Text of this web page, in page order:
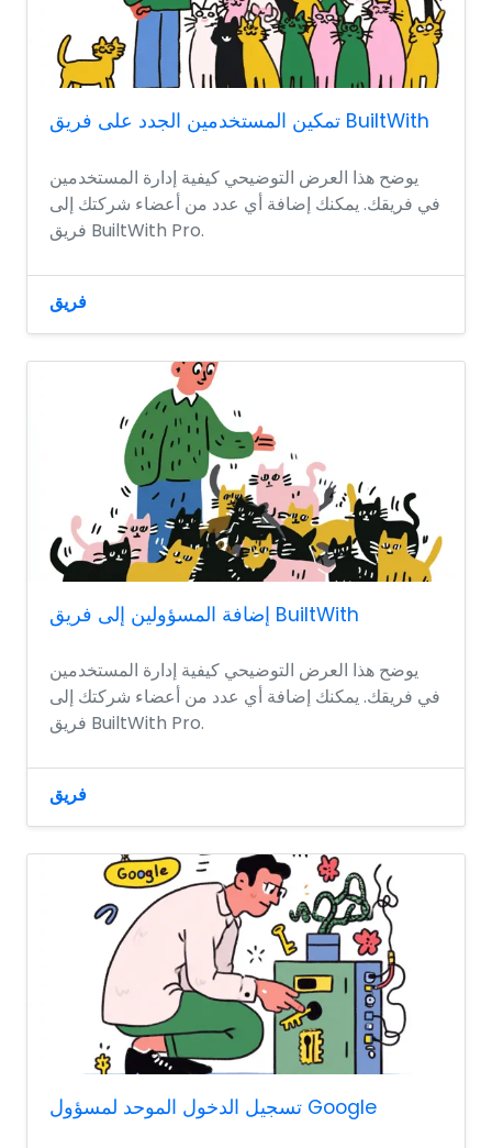
تمكين المستخدمين الجدد على فريق BuiltWith
يوضح هذا العرض التوضيحي كيفية إدارة المستخدمين
في فريقك. يمكنك إضافة أي عدد من أعضاء شركتك إلى
فريق BuiltWith Pro.
فريق
إضافة المسؤولين إلى فريق BuiltWith
يوضح هذا العرض التوضيحي كيفية إدارة المستخدمين
في فريقك. يمكنك إضافة أي عدد من أعضاء شركتك إلى
فريق BuiltWith Pro.
فريق
تسجيل الدخول الموحد لمسؤول Google